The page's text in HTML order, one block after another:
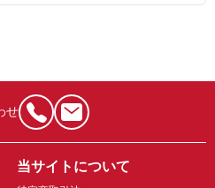
せ
当サイトについて